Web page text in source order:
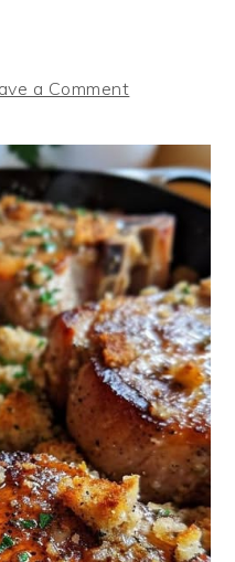
a Comment